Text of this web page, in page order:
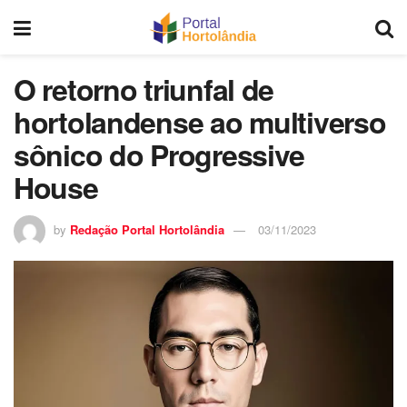
O retorno triunfal de
hortolandense ao multiverso
sônico do Progressive
House
by Redação Portal Hortolândia 03/11/2023